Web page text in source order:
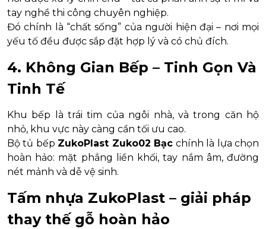
tay nghề thi công chuyên nghiệp.
Đó chính là “chất sống” của người hiện đại – nơi mọi
yếu tố đều được sắp đặt hợp lý và có chủ đích.
4. Không Gian Bếp – Tinh Gọn Và
Tinh Tế
Khu bếp là trái tim của ngôi nhà, và trong căn hộ
nhỏ, khu vực này càng cần tối ưu cao.
Bộ tủ bếp ZukoPlast Zuko02 Bạc chính là lựa chọn
hoàn hảo: mặt phẳng liền khối, tay nắm âm, đường
nét mảnh và dễ vệ sinh.
Tấm nhựa ZukoPlast – giải pháp
thay thế gỗ hoàn hảo